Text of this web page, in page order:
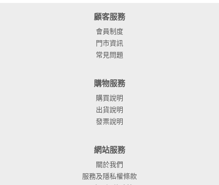
顧客服務
會員制度
門市資訊
常見問題
購物服務
購買說明
出貨說明
發票說明
網站服務
關於我們
服務及隱私權條款